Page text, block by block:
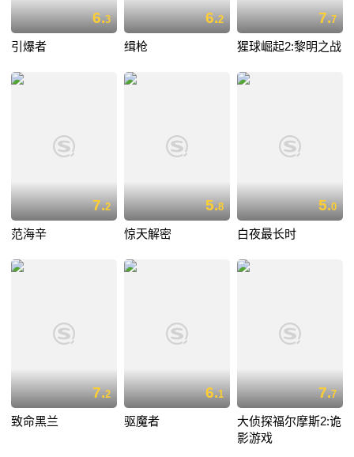
6.3
引爆者
6.2
缉枪
7.7
猩球崛起2:黎明之战
7.2
范海辛
5.8
惊天解密
5.0
白夜最长时
7.2
致命黑兰
6.1
驱魔者
7.7
大侦探福尔摩斯2:诡
影游戏